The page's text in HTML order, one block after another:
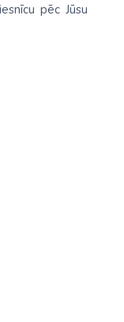
pēc Jūsu